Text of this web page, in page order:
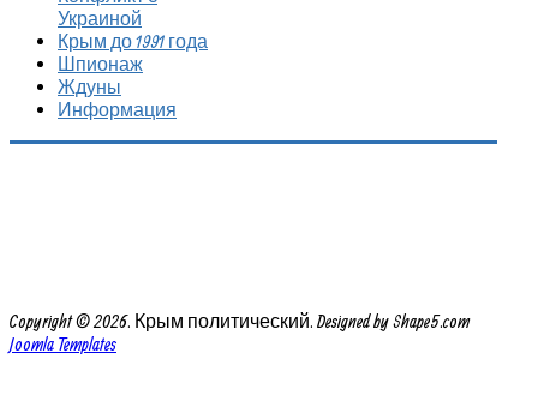
Украиной
Крым до 1991 года
Шпионаж
Ждуны
Информация
Copyright © 2026. Крым политический. Designed by Shape5.com
Joomla Templates